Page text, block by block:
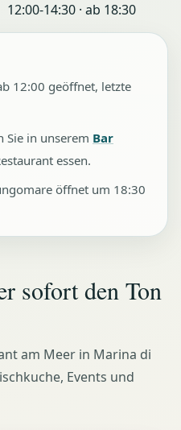
12:00-14:30 · ab 18:30
12:00 geöffnet, letzte
Sie in unserem Bar
essen.
öffnet um 18:30
sofort den Ton
am Meer in Marina di
Events und